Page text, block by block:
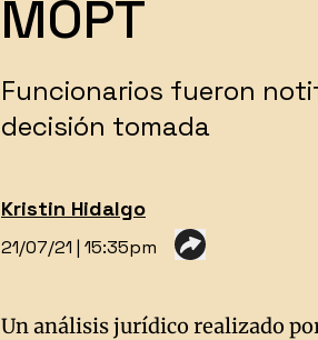
MOPT
​Funcionarios fueron
decisión tomada
Kristin Hidalgo
21/07/21 | 15:35pm
Un análisis jurídico realizado